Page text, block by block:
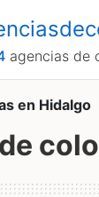
agencias de
en Hidalgo